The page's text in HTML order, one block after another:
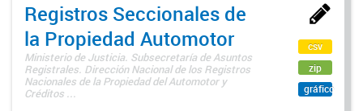
Registros Seccionales de
la Propiedad Automotor
Ministerio de Justicia. Subsecretaría de Asuntos
Registrales. Dirección Nacional de los Registros
Nacionales de la Propiedad del Automotor y
Créditos ...
csv
zip
gráfico